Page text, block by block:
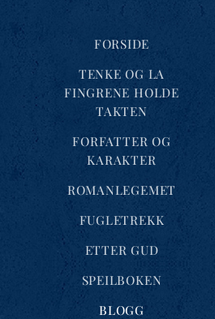
FORSIDE
TENKE OG LA
FINGRENE HOLDE
TAKTEN
FORFATTER OG
KARAKTER
ROMANLEGEMET
FUGLETREKK
ETTER GUD
SPEILBOKEN
BLOGG